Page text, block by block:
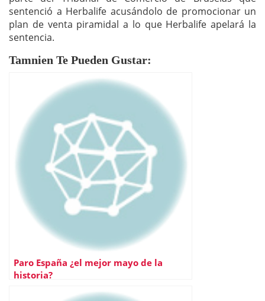
sentenció a Herbalife acusándolo de promocionar un
plan de venta piramidal a lo que Herbalife apelará la
sentencia.
Tamnien Te Pueden Gustar:
Paro España ¿el mejor mayo de la
historia?